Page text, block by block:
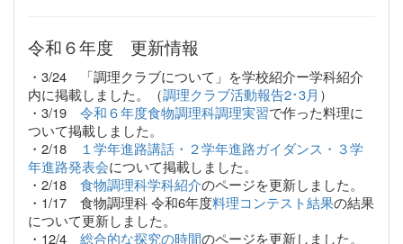
令和６年度 更新情報
・3/24 「調理クラブについて」を学校紹介ー学科紹介
内に掲載しました。（調理クラブ活動報告2･3月 ）
・3/19 令和６年度食物調理科調理実習で作った料理に
ついて掲載しました。
・2/18
１学年進路講話・２学年進路ガイダンス・３学
年進路発表会について掲載しました。
・2/18 食物調理科学科紹介のページを更新しました。
・1/17 食物調理科 令和6年度料理コンテスト結果の結果
について更新しました。
・12/4 総合的な探究の時間のページを更新しました。